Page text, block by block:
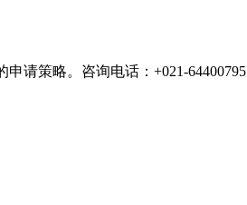
请策略。咨询电话：+021-64400795